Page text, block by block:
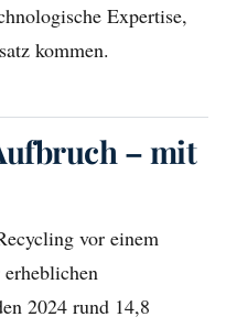
Expertise,
kommen.
– mit
vor einem
2024 rund 14,8